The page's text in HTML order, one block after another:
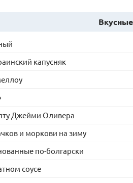
капусняк
Джейми Оливера
и моркови на зиму
по-болгарски
соусе